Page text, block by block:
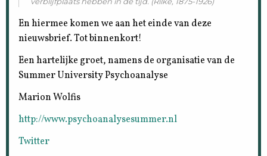
En hiermee komen we aan het einde van deze
nieuwsbrief. Tot binnenkort!
Een hartelijke groet, namens de organisatie van de
Summer University Psychoanalyse
Marion Wolfis
http://www.psychoanalysesummer.nl
Twitter